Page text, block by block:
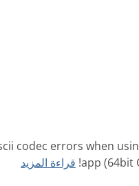
codec errors when
app (64bit قراءة المزيد